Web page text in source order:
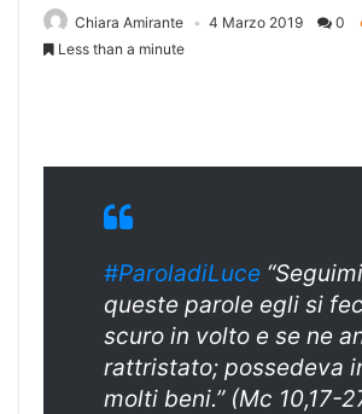
Chiara Amirante 4 Marzo 2019 0
Less than a minute
#ParoladiLuce
queste parole egli si
scuro in volto e se ne
rattristato; possedeva
molti beni.” (Mc 10,17-